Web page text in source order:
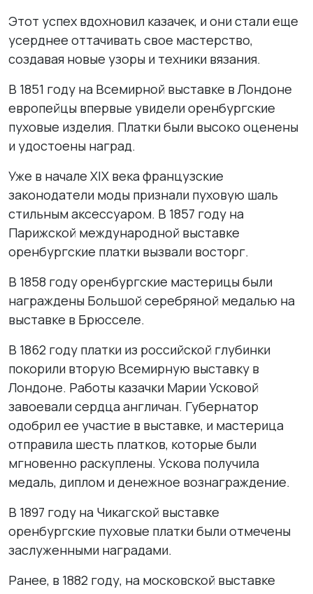
Этот успех вдохновил казачек, и они стали еще
усерднее оттачивать свое мастерство,
создавая новые узоры и техники вязания.
В 1851 году на Всемирной выставке в Лондоне
европейцы впервые увидели оренбургские
пуховые изделия. Платки были высоко оценены
и удостоены наград.
Уже в начале XIX века французские
законодатели моды признали пуховую шаль
стильным аксессуаром. В 1857 году на
Парижской международной выставке
оренбургские платки вызвали восторг.
В 1858 году оренбургские мастерицы были
награждены Большой серебряной медалью на
выставке в Брюсселе.
В 1862 году платки из российской глубинки
покорили вторую Всемирную выставку в
Лондоне. Работы казачки Марии Усковой
завоевали сердца англичан. Губернатор
одобрил ее участие в выставке, и мастерица
отправила шесть платков, которые были
мгновенно раскуплены. Ускова получила
медаль, диплом и денежное вознаграждение.
В 1897 году на Чикагской выставке
оренбургские пуховые платки были отмечены
заслуженными наградами.
Ранее, в 1882 году, на московской выставке